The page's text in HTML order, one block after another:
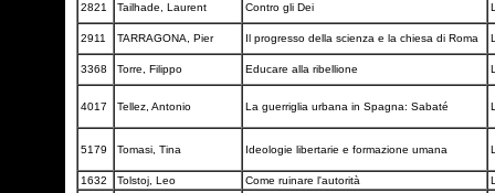
2821 Tailhade, Laurent Contro gli Dei
2911 TARRAGONA, Pier Il progresso della scienza e la chiesa di Roma
3368 Torre, Filippo Educare alla ribellione
4017 Tellez, Antonio La guerriglia urbana in Spagna: Sabaté
5179 Tomasi, Tina Ideologie libertarie e formazione umana
1632 Tolstoj, Leo Come ruinare l'autorità